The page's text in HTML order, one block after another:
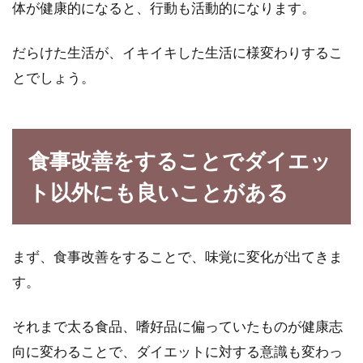
体が健康的になると、行動も活動的になります。
だらけた生活が、イキイキした生活に様変わりするこ
とでしょう。
食事改善をすることでダイエッ
ト以外にも良いことがある
まず、食事改善をすることで、味覚に変化が出てきま
す。
それまで太る食品、嗜好品に偏っていたものが健康志
向に変わることで、ダイエットに対する意識も変わっ